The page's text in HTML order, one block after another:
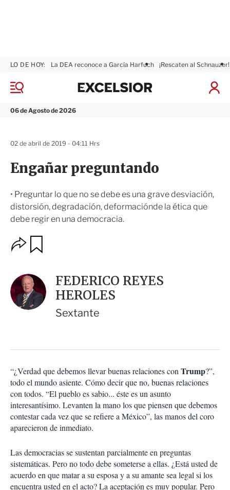
M
n
06 de Agosto de 2026
LO DE HOY: La DEA reconoce a García Harfuch ¡Rescaten al Schnauzer!
I
ó
x
Engañar preguntando
• Preguntar lo que no se debe es una grave desviación,
distorsión, degradación, deformaciónde la ética que
debe regir en una democracia.
02 de abril de 2019 - 04:11 Hrs
O
p
o
n
e
s
o
p
a
r
t
i
r
a
r
FEDERICO REYES
HEROLES
Sextante
“¿Verdad que debemos llevar buenas relaciones con Trump?”,
todo el mundo asiente. Cómo decir que no, buenas relaciones
con todos. “El pueblo es sabio... éste es un asunto
interesantísimo. Levanten la mano los que piensen que debemos
contestar cada vez que se refiere a México”, las manos del coro
aparecieron de inmediato.
Las democracias se sustentan parcialmente en preguntas
sistemáticas. Pero no todo debe someterse a ellas. ¿Está usted de
acuerdo en que matar a su esposa y a su amante sea legal si los
encuentra usted en el acto? La aceptación es muy popular. Pero